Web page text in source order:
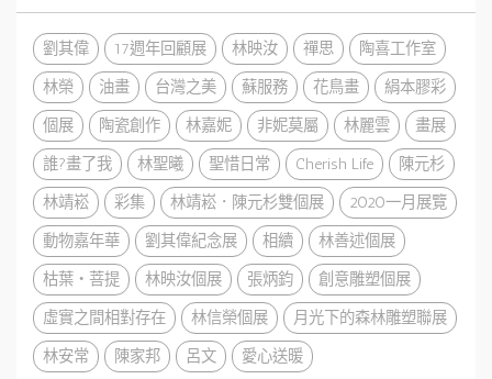
劉其偉 17週年回顧展 林映汝 禪思
陶喜工作室
林榮
油畫 台灣之美 蘇服務 花鳥畫
絹本膠彩
個展
陶瓷創作 林嘉妮 非妮莫屬 林麗雲
畫展
誰?畫了我
林聖曦 聖惜日常 Cherish Life
陳元杉
林靖崧
彩集 林靖崧．陳元杉雙個展
2020一月展覽
動物嘉年華
劉其偉紀念展 相續
林善述個展
枯葉・菩提
林映汝個展 張炳鈞
創意雕塑個展
虛實之間相對存在
林信榮個展
月光下的森林雕塑聯展
林安常
陳家邦 呂文
愛心送暖